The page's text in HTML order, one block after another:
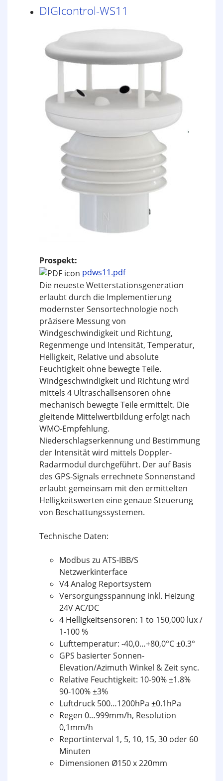
DIGIcontrol-WS11
Prospekt:
pdws11.pdf
Die neueste Wetterstationsgeneration
erlaubt durch die Implementierung
modernster Sensortechnologie noch
präzisere Messung von
Windgeschwindigkeit und Richtung,
Regenmenge und Intensität, Temperatur,
Helligkeit, Relative und absolute
Feuchtigkeit ohne bewegte Teile.
Windgeschwindigkeit und Richtung wird
mittels 4 Ultraschallsensoren ohne
mechanisch bewegte Teile ermittelt. Die
gleitende Mittelwertbildung erfolgt nach
WMO-Empfehlung.
Niederschlagserkennung und Bestimmung
der Intensität wird mittels Doppler-
Radarmodul durchgeführt. Der auf Basis
des GPS-Signals errechnete Sonnenstand
erlaubt gemeinsam mit den ermittelten
Helligkeitswerten eine genaue Steuerung
von Beschattungssystemen.
Technische Daten:
Modbus zu ATS-IBB/S
Netzwerkinterface
V4 Analog Reportsystem
Versorgungsspannung inkl. Heizung
24V AC/DC
4 Helligkeitsensoren: 1 to 150,000 lux /
1-100 %
Lufttemperatur: -40,0…+80,0°C ±0.3°
GPS basierter Sonnen-
Elevation/Azimuth Winkel & Zeit sync.
Relative Feuchtigkeit: 10-90% ±1.8%
90-100% ±3%
Luftdruck 500…1200hPa ±0.1hPa
Regen 0…999mm/h, Resolution
0,1mm/h
Reportinterval 1, 5, 10, 15, 30 oder 60
Minuten
Dimensionen Ø150 x 220mm